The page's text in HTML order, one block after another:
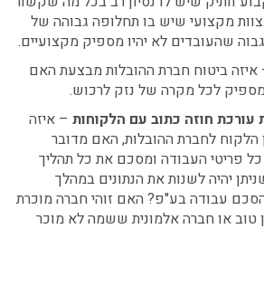
מקצועי שיש בו תחלופה גבוהה של
גבוה שהעובדים לא יהיו מספיק מקצועיים.
איזה ביטוח חברת ההובלות מבצעת האם
מספיק לכל מקרה של נזק לרכוש.
חוזה כתוב עם הלקוחות – איזה
הלקוח לחברת ההובלות, האם מדובר
כל פריטי העבודה ומסכם את כל תהליך
יהיה לשנות את הנתונים במהלך
עבודה בע"פ? האם זוהי חברה מוכרת
טוב או חברה אלמונית ששמה לא מוכר